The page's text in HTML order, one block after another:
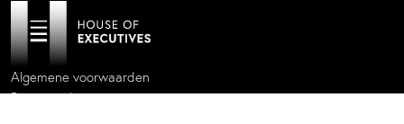
Algemene voorwaarden
Privacy policy